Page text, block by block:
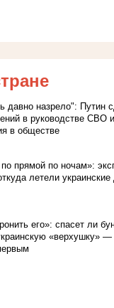
давно назрело": Путин
в руководстве СВО
в обществе
прямой по ночам»:
летели
его»: спасет ли
«верхушку» —